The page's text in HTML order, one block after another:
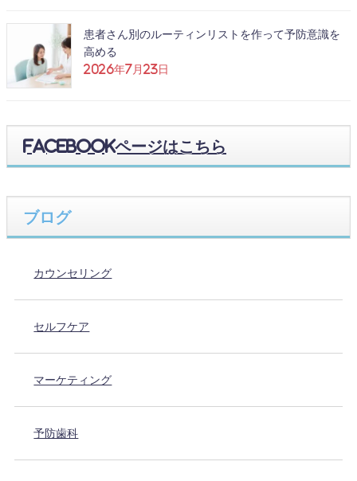
患者さん別のルーティンリストを作って予防意識を
高める
2026年7月23日
Facebookページはこちら
ブログ
カウンセリング
セルフケア
マーケティング
予防歯科